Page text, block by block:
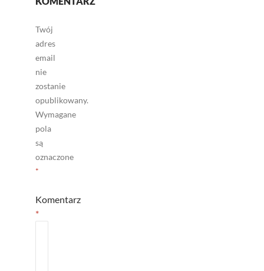
Twój
adres
email
nie
zostanie
opublikowany.
Wymagane
pola
są
oznaczone
*
Komentarz
*